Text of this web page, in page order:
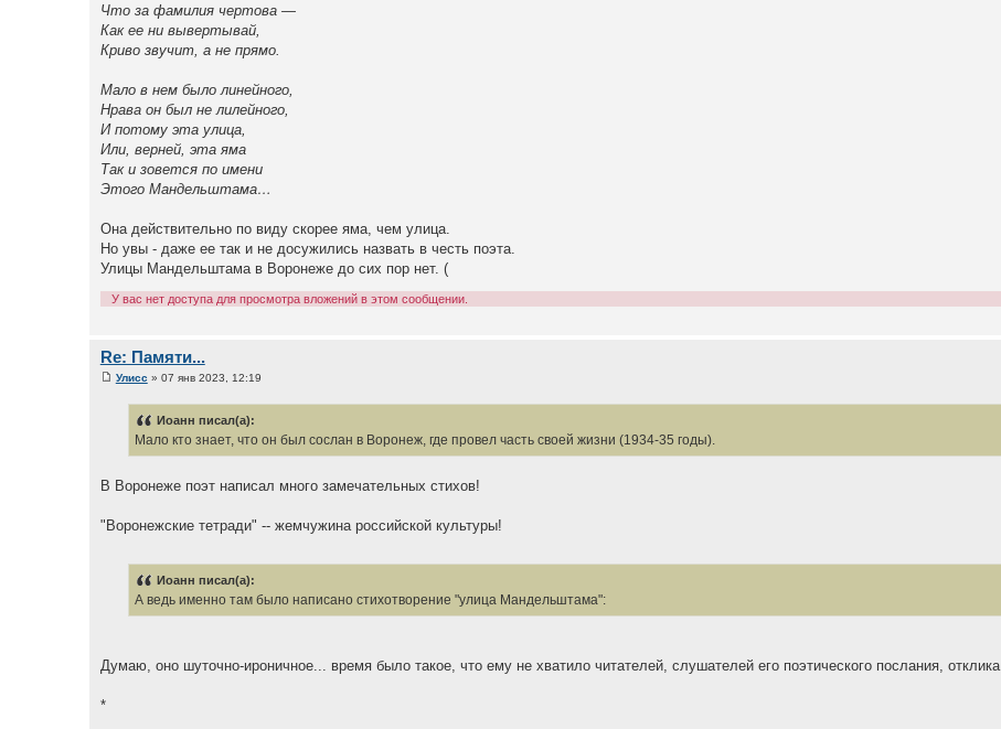
Что за фамилия чертова —
Как ее ни вывертывай,
Криво звучит, а не прямо.
Мало в нем было линейного,
Нрава он был не лилейного,
И потому эта улица,
Или, верней, эта яма
Так и зовется по имени
Этого Мандельштама…
Она действительно по виду скорее яма, чем улица.
Но увы - даже ее так и не досужились назвать в честь поэта.
Улицы Мандельштама в Воронеже до сих пор нет. (
У вас нет доступа для просмотра вложений в этом сообщении.
Re: Памяти...
Улисс » 07 янв 2023, 12:19
Иоанн писал(а):
Мало кто знает, что он был сослан в Воронеж, где провел часть своей жизни (1934-35 годы).
В Воронеже поэт написал много замечательных стихов!
"Воронежские тетради" -- жемчужина российской культуры!
Иоанн писал(а):
А ведь именно там было написано стихотворение "улица Мандельштама":
Думаю, оно шуточно-ироничное... время было такое, что ему не хватило читателей, слушателей его поэтического послания, отклика.
*